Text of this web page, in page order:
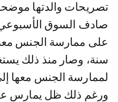
تصريحات والدتها
صادف السوق الأسبوعي
سنة، وصار منذ ذلك
لممارسة الجنس معها
ورغم ذلك ظل يمارس